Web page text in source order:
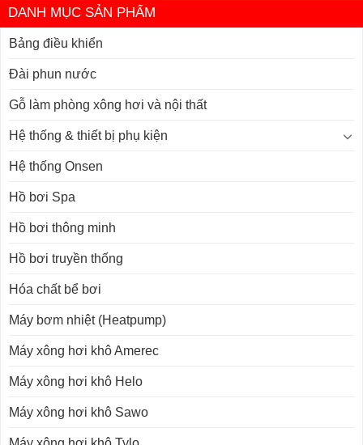
DANH MỤC SẢN PHẨM
Bảng điều khiển
Đài phun nước
Gỗ làm phòng xông hơi và nội thất
Hệ thống & thiết bị phụ kiện
Hệ thống Onsen
Hồ bơi Spa
Hồ bơi thông minh
Hồ bơi truyền thống
Hóa chất bể bơi
Máy bơm nhiệt (Heatpump)
Máy xông hơi khô Amerec
Máy xông hơi khô Helo
Máy xông hơi khô Sawo